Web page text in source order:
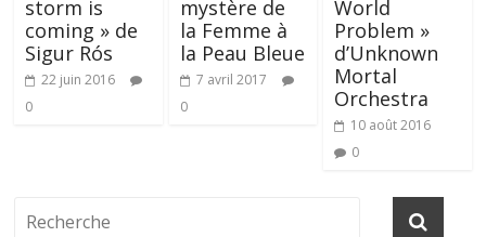
storm is
coming » de
Sigur Rós
22 juin 2016
0
mystère de
la Femme à
la Peau Bleue
7 avril 2017
0
World
Problem »
d’Unknown
Mortal
Orchestra
10 août 2016
0